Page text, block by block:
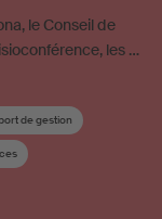
le Conseil de
les …
de gestion